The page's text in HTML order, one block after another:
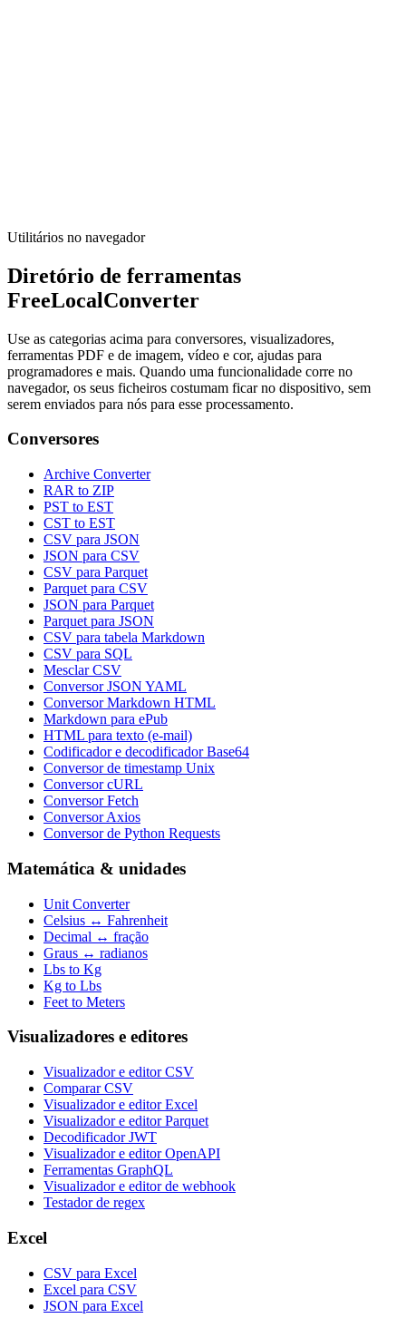
Utilitários no navegador
Diretório de ferramentas
FreeLocalConverter
Use as categorias acima para conversores, visualizadores,
ferramentas PDF e de imagem, vídeo e cor, ajudas para
programadores e mais. Quando uma funcionalidade corre no
navegador, os seus ficheiros costumam ficar no dispositivo, sem
serem enviados para nós para esse processamento.
Conversores
Archive Converter
RAR to ZIP
PST to EST
CST to EST
CSV para JSON
JSON para CSV
CSV para Parquet
Parquet para CSV
JSON para Parquet
Parquet para JSON
CSV para tabela Markdown
CSV para SQL
Mesclar CSV
Conversor JSON YAML
Conversor Markdown HTML
Markdown para ePub
HTML para texto (e-mail)
Codificador e decodificador Base64
Conversor de timestamp Unix
Conversor cURL
Conversor Fetch
Conversor Axios
Conversor de Python Requests
Matemática & unidades
Unit Converter
Celsius ↔ Fahrenheit
Decimal ↔ fração
Graus ↔ radianos
Lbs to Kg
Kg to Lbs
Feet to Meters
Visualizadores e editores
Visualizador e editor CSV
Comparar CSV
Visualizador e editor Excel
Visualizador e editor Parquet
Decodificador JWT
Visualizador e editor OpenAPI
Ferramentas GraphQL
Visualizador e editor de webhook
Testador de regex
Excel
CSV para Excel
Excel para CSV
JSON para Excel